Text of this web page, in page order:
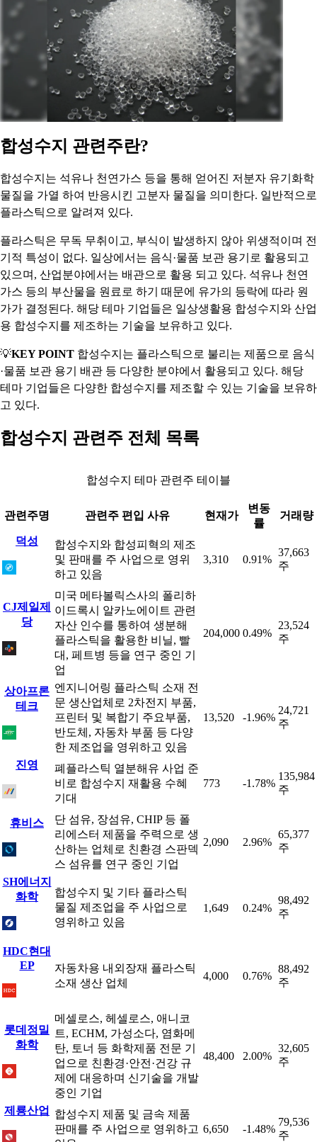
합성수지 관련주란?
합성수지는 석유나 천연가스 등을 통해 얻어진 저분자 유기화학
물질을 가열 하여 반응시킨 고분자 물질을 의미한다. 일반적으로
플라스틱으로 알려져 있다.
플라스틱은 무독 무취이고, 부식이 발생하지 않아 위생적이며 전
기적 특성이 없다. 일상에서는 음식·물품 보관 용기로 활용되고
있으며, 산업분야에서는 배관으로 활용 되고 있다. 석유나 천연
가스 등의 부산물을 원료로 하기 때문에 유가의 등락에 따라 원
가가 결정된다. 해당 테마 기업들은 일상생활용 합성수지와 산업
용 합성수지를 제조하는 기술을 보유하고 있다.
💡KEY POINT 합성수지는 플라스틱으로 불리는 제품으로 음식
·물품 보관 용기 배관 등 다양한 분야에서 활용되고 있다. 해당
테마 기업들은 다양한 합성수지를 제조할 수 있는 기술을 보유하
고 있다.
합성수지 관련주 전체 목록
합성수지 테마 관련주 테이블
관련주명 관련주 편입 사유 현재가
변동
률
거래량
덕성
합성수지와 합성피혁의 제조
및 판매를 주 사업으로 영위
하고 있음
3,310 0.91%
37,663
주
CJ제일제
당
미국 메타볼릭스사의 폴리하
이드록시 알카노에이트 관련
자산 인수를 통하여 생분해
플라스틱을 활용한 비닐, 빨
대, 페트병 등을 연구 중인 기
업
204,000 0.49%
23,524
주
상아프론
테크
엔지니어링 플라스틱 소재 전
문 생산업체로 2차전지 부품,
프린터 및 복합기 주요부품,
반도체, 자동차 부품 등 다양
한 제조업을 영위하고 있음
13,520 -1.96%
24,721
주
진영
폐플라스틱 열분해유 사업 준
비로 합성수지 재활용 수혜
기대
773 -1.78%
135,984
주
휴비스
단 섬유, 장섬유, CHIP 등 폴
리에스터 제품을 주력으로 생
산하는 업체로 친환경 스판덱
스 섬유를 연구 중인 기업
2,090 2.96%
65,377
주
SH에너지
화학
합성수지 및 기타 플라스틱
물질 제조업을 주 사업으로
영위하고 있음
1,649 0.24%
98,492
주
HDC현대
EP
자동차용 내외장재 플라스틱
소재 생산 업체
4,000 0.76%
88,492
주
롯데정밀
화학
메셀로스, 헤셀로스, 애니코
트, ECHM, 가성소다, 염화메
탄, 토너 등 화학제품 전문 기
업으로 친환경·안전·건강 규
제에 대응하며 신기술을 개발
중인 기업
48,400 2.00%
32,605
주
제룡산업
합성수지 제품 및 금속 제품
판매를 주 사업으로 영위하고 6,650 -1.48%
79,536
주